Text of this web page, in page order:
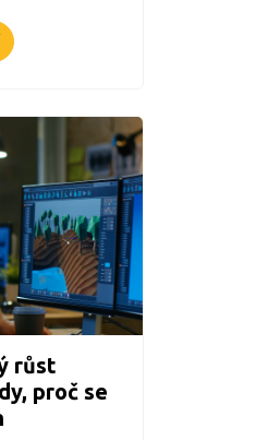
růst
proč se